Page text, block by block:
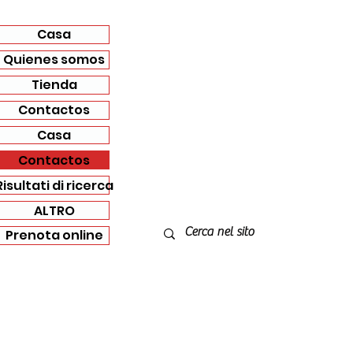
Casa
Quienes somos
Tienda
Contactos
Casa
Contactos
di ricerca
ALTRO
Prenota online